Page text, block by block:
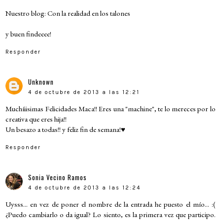
Nuestro blog:Con la realidad en los talones
y buen findeeee!
Responder
Unknown
4 de octubre de 2013 a las 12:21
Muchíiisimas Felicidades Maca!! Eres una "machine", te lo mereces por lo
creativa que eres hija!!
Un besazo a todas!! y feliz fin de semana!♥
Responder
Sonia Vecino Ramos
4 de octubre de 2013 a las 12:24
Uysss... en vez de poner el nombre de la entrada he puesto el mío... :(
¿Puedo cambiarlo o da igual? Lo siento, es la primera vez que participo.